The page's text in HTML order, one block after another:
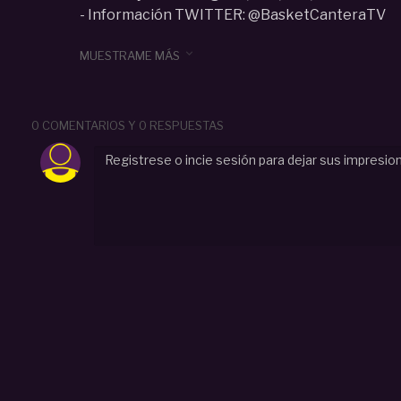
- Información TWITTER: @BasketCanteraTV
MUESTRAME MÁS 
0 COMENTARIOS Y 0 RESPUESTAS